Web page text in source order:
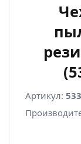
Артикул: